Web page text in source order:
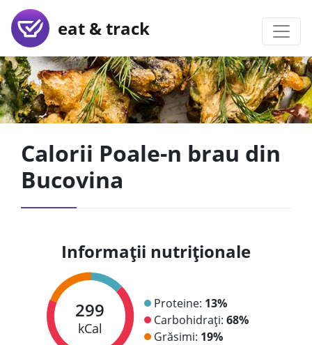
eat & track
Calorii Poale-n brau din
Bucovina
Informații nutriționale
299
kCal
Proteine: 13%
Carbohidrați: 68%
Grăsimi: 19%